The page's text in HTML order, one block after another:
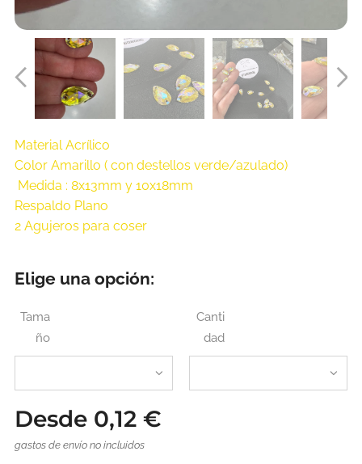
Material Acrílico
Color Amarillo ( con destellos verde/azulado)
Medida : 8x13mm y 10x18mm
Respaldo Plano
2 Agujeros para coser
Elige una opción:
Tama
ño
Canti
dad
Desde 0,12 €
gastos de envío no incluidos